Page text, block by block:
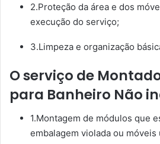
2.Proteção da área e dos
execução do serviço;
3.Limpeza e organização
O serviço de
para Banheiro Não
1.Montagem de módulos que
embalagem violada ou móveis